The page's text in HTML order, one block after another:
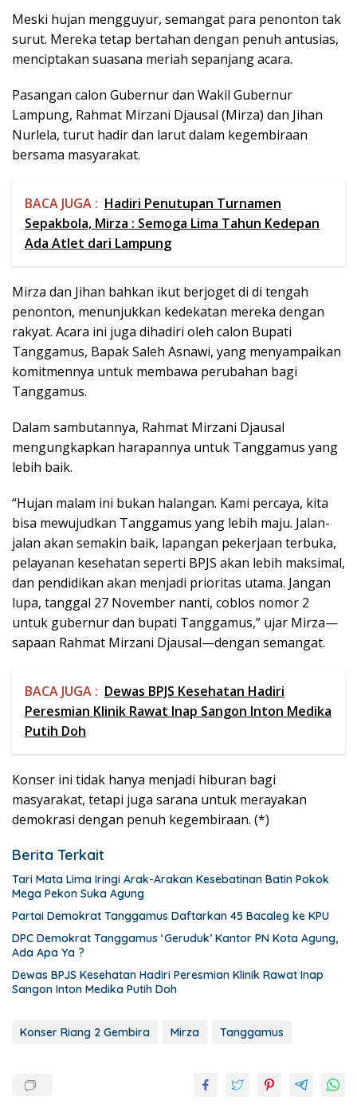
Meski hujan mengguyur, semangat para penonton tak
surut. Mereka tetap bertahan dengan penuh antusias,
menciptakan suasana meriah sepanjang acara.
Pasangan calon Gubernur dan Wakil Gubernur
Lampung, Rahmat Mirzani Djausal (Mirza) dan Jihan
Nurlela, turut hadir dan larut dalam kegembiraan
bersama masyarakat.
BACA JUGA : Hadiri Penutupan Turnamen
Sepakbola, Mirza : Semoga Lima Tahun Kedepan
Ada Atlet dari Lampung
Mirza dan Jihan bahkan ikut berjoget di di tengah
penonton, menunjukkan kedekatan mereka dengan
rakyat. Acara ini juga dihadiri oleh calon Bupati
Tanggamus, Bapak Saleh Asnawi, yang menyampaikan
komitmennya untuk membawa perubahan bagi
Tanggamus.
Dalam sambutannya, Rahmat Mirzani Djausal
mengungkapkan harapannya untuk Tanggamus yang
lebih baik.
“Hujan malam ini bukan halangan. Kami percaya, kita
bisa mewujudkan Tanggamus yang lebih maju. Jalan-
jalan akan semakin baik, lapangan pekerjaan terbuka,
pelayanan kesehatan seperti BPJS akan lebih maksimal,
dan pendidikan akan menjadi prioritas utama. Jangan
lupa, tanggal 27 November nanti, coblos nomor 2
untuk gubernur dan bupati Tanggamus,” ujar Mirza—
sapaan Rahmat Mirzani Djausal—dengan semangat.
BACA JUGA : Dewas BPJS Kesehatan Hadiri
Peresmian Klinik Rawat Inap Sangon Inton Medika
Putih Doh
Konser ini tidak hanya menjadi hiburan bagi
masyarakat, tetapi juga sarana untuk merayakan
demokrasi dengan penuh kegembiraan. (*)
Berita Terkait
Tari Mata Lima Iringi Arak-Arakan Kesebatinan Batin Pokok
Mega Pekon Suka Agung
Partai Demokrat Tanggamus Daftarkan 45 Bacaleg ke KPU
DPC Demokrat Tanggamus ‘Geruduk’ Kantor PN Kota Agung,
Ada Apa Ya ?
Dewas BPJS Kesehatan Hadiri Peresmian Klinik Rawat Inap
Sangon Inton Medika Putih Doh
Konser Riang 2 Gembira Mirza Tanggamus